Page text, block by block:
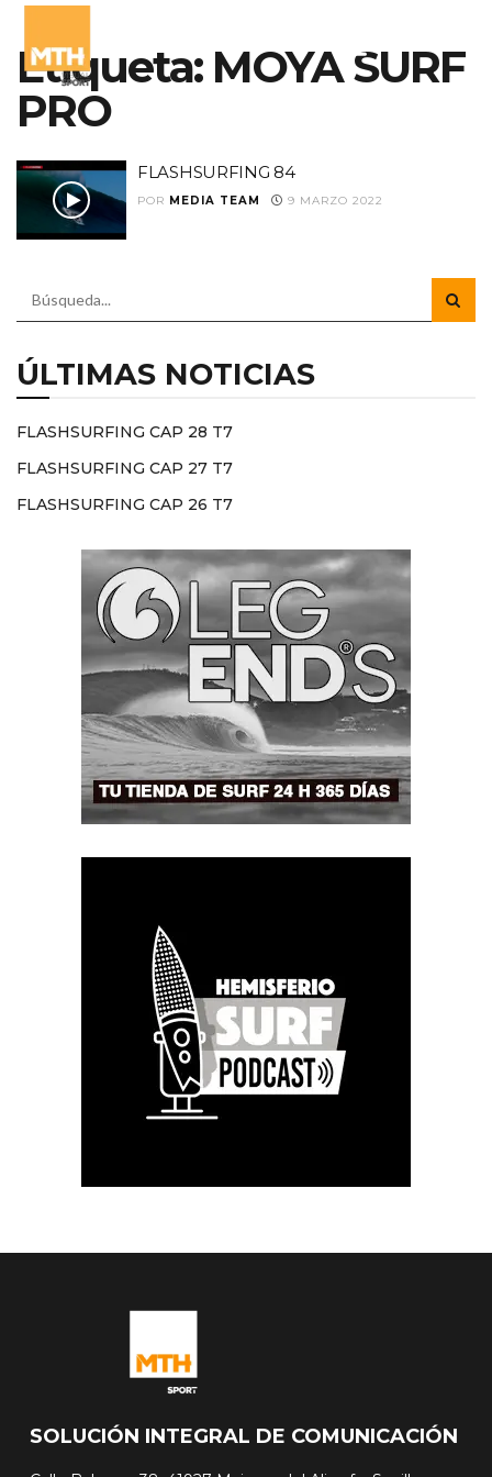
Etiqueta: MOYA SURF
PRO
FLASHSURFING 84
POR MEDIA TEAM 9 MARZO 2022
ÚLTIMAS NOTICIAS
FLASHSURFING CAP 28 T7
FLASHSURFING CAP 27 T7
FLASHSURFING CAP 26 T7
SOLUCIÓN INTEGRAL DE COMUNICACIÓN